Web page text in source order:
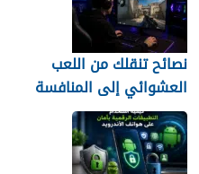
نصائح تنقلك من اللعب
العشوائي إلى المنافسة